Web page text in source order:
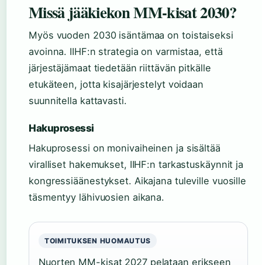
Missä jääkiekon MM-kisat 2030?
Myös vuoden 2030 isäntämaa on toistaiseksi
avoinna. IIHF:n strategia on varmistaa, että
järjestäjämaat tiedetään riittävän pitkälle
etukäteen, jotta kisajärjestelyt voidaan
suunnitella kattavasti.
Hakuprosessi
Hakuprosessi on monivaiheinen ja sisältää
viralliset hakemukset, IIHF:n tarkastuskäynnit ja
kongressiäänestykset. Aikajana tuleville vuosille
täsmentyy lähivuosien aikana.
TOIMITUKSEN HUOMAUTUS
Nuorten MM-kisat 2027 pelataan erikseen